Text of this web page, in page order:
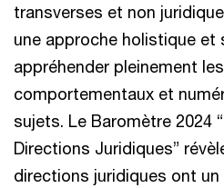
transverses et non
une approche holistique et
appréhender pleinement
comportementaux et
sujets. Le Baromètre 2024
Directions Juridiques”
directions juridiques ont